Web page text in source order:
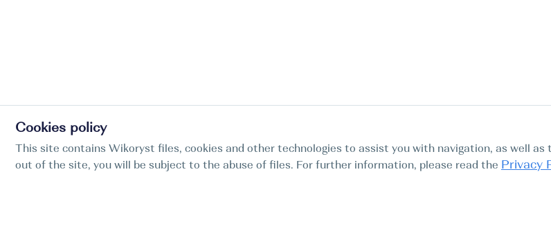
Cookies policy
This site contains Wikoryst files, cookies and other technologies to assist you with navigation, as well
out of the site, you will be subject to the abuse of files. For further information, please read the Privacy